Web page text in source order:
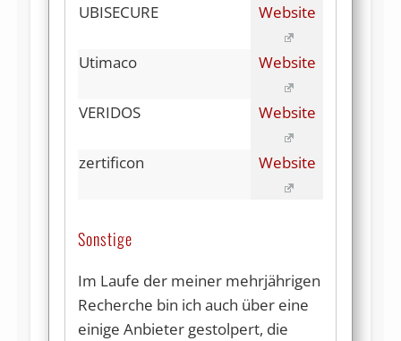
UBISECURE Website
Utimaco Website
VERIDOS Website
zertificon Website
Sonstige
Im Laufe der meiner mehrjährigen
Recherche bin ich auch über eine
einige Anbieter gestolpert, die